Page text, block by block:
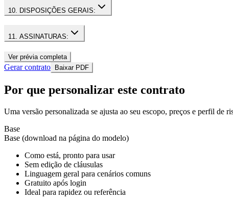
10. DISPOSIÇÕES GERAIS:
11. ASSINATURAS:
Ver prévia completa
Gerar contrato Baixar PDF
Por que personalizar este contrato
Uma versão personalizada se ajusta ao seu escopo, preços e perfil de
Base
Base (download na página do modelo)
Como está, pronto para usar
Sem edição de cláusulas
Linguagem geral para cenários comuns
Gratuito após login
Ideal para rapidez ou referência